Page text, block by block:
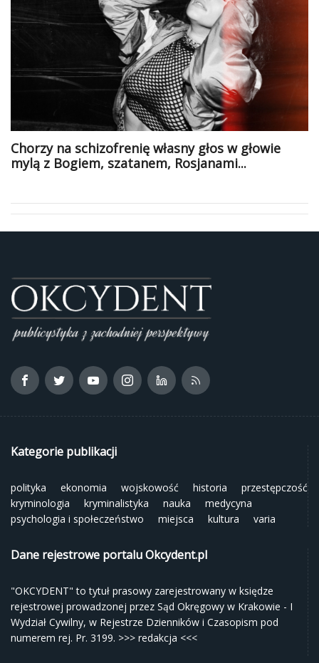
Chorzy na schizofrenię własny głos w głowie
mylą z Bogiem, szatanem, Rosjanami...
Kategorie publikacji
polityka ekonomia wojskowość historia
przestępczość
kryminologia
kryminalistyka nauka
medycyna
psychologia i społeczeństwo
miejsca kultura varia
Dane rejestrowe portalu Okcydent.pl
"OKCYDENT" to tytuł prasowy zarejestrowany w księdze
rejestrowej prowadzonej przez Sąd Okręgowy w Krakowie - I
Wydział Cywilny, w Rejestrze Dzienników i Czasopism pod
numerem rej. Pr. 3199. >>> redakcja <<<